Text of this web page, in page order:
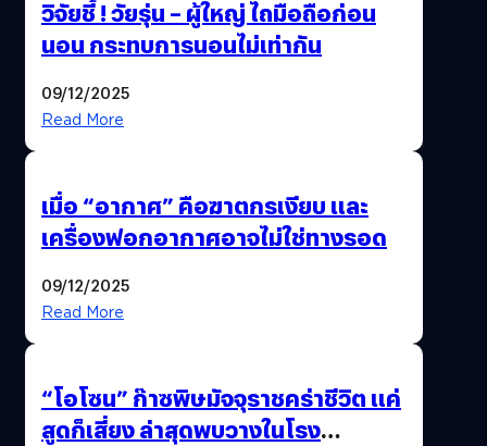
วิจัยชี้ ! วัยรุ่น – ผู้ใหญ่ ไถมือถือก่อน
นอน กระทบการนอนไม่เท่ากัน
09/12/2025
Read More
เมื่อ “อากาศ” คือฆาตกรเงียบ และ
เครื่องฟอกอากาศอาจไม่ใช่ทางรอด
09/12/2025
Read More
“โอโซน” ก๊าซพิษมัจจุราชคร่าชีวิต แค่
สูดก็เสี่ยง ล่าสุดพบวางในโรง